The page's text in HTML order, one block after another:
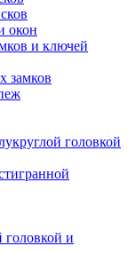
окон
и ключей
замков
головкой
и